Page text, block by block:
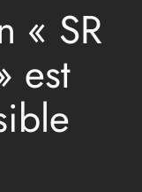
« SR
est